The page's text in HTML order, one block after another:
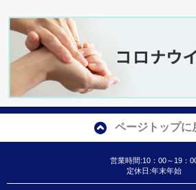
ページトップに
営業時間:10：00～19：
定休日:年末年始